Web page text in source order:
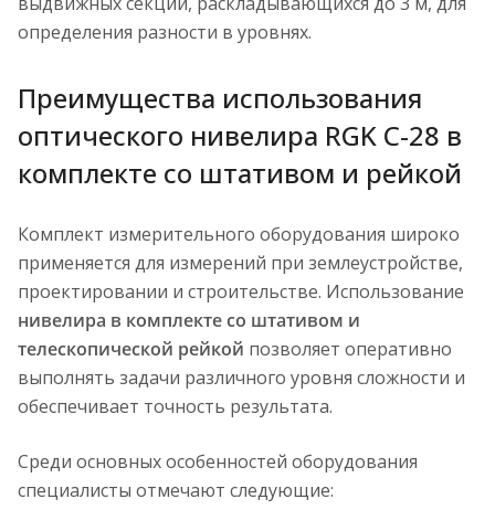
определения разности в уровнях.
Преимущества использования
оптического нивелира RGK C-28 в
комплекте со штативом и рейкой
Комплект измерительного оборудования широко
применяется для измерений при землеустройстве,
проектировании и строительстве. Использование
нивелира в комплекте со штативом и
телескопической рейкой позволяет оперативно
выполнять задачи различного уровня сложности и
обеспечивает точность результата.
Среди основных особенностей оборудования
специалисты отмечают следующие: